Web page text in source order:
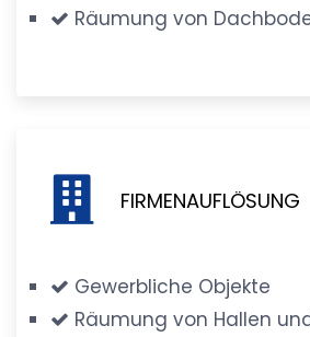
Räumung von
FIRMENAUFLÖSUNG
Gewerbliche Objekte
Räumung von Hallen